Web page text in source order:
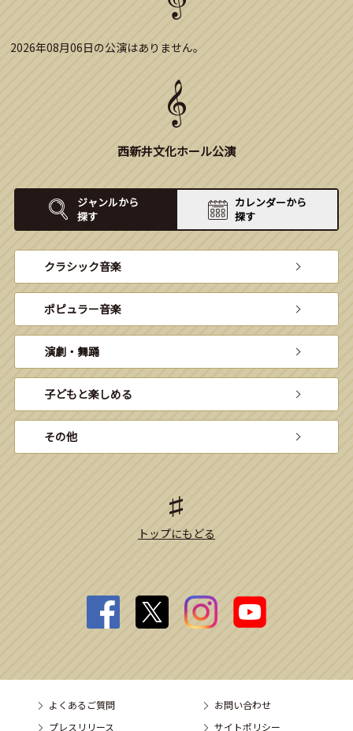
2026年08月06日の公演はありません。
西新井文化ホール公演
ジャンルから
探す
カレンダーから
探す
クラシック音楽
ポピュラー音楽
演劇・舞踊
子どもと楽しめる
その他
トップにもどる
よくあるご質問
お問い合わせ
プレスリリース
サイトポリシー